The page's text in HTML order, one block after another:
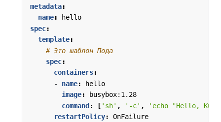
metadata:
name:
hello
spec:
template:
# Это шаблон Пода
spec:
containers:
- name:
hello
image:
busybox:1.28
command: [ 'sh' , '-c' ,
'echo "Hello,
restartPolicy:
OnFailure